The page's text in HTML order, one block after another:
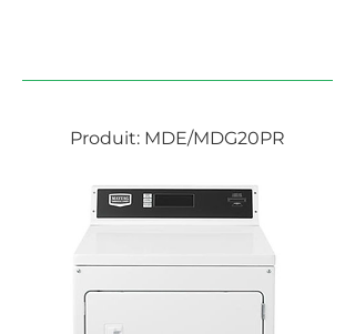
Produit: MDE/MDG20PR